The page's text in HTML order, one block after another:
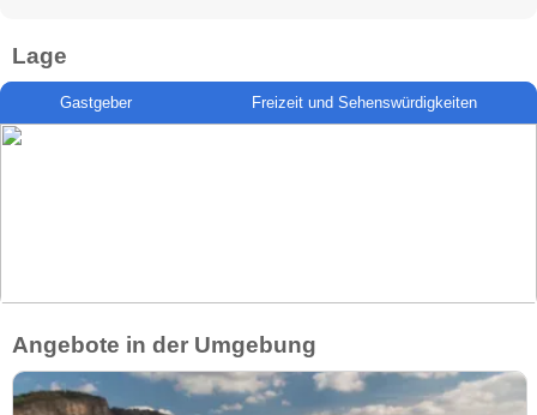
Lage
Gastgeber Freizeit und Sehenswürdigkeiten
Angebote in der Umgebung